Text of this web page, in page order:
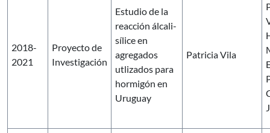
2018-
2021
Proyecto de
Investigación
Estudio de la
reacción álcali-
sílice en
agregados
utlizados para
hormigón en
Uruguay
Patricia Vila